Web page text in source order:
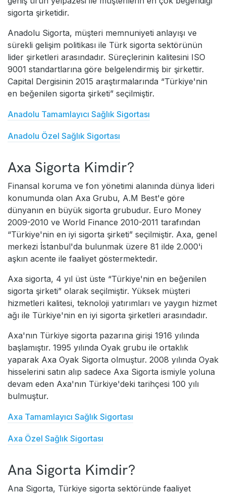
sigorta şirketidir.
Anadolu Sigorta, müşteri memnuniyeti anlayışı ve
sürekli gelişim politikası ile Türk sigorta sektörünün
lider şirketleri arasındadır. Süreçlerinin kalitesini ISO
9001 standartlarına göre belgelendirmiş bir şirkettir.
Capital Dergisinin 2015 araştırmalarında “Türkiye'nin
en beğenilen sigorta şirketi” seçilmiştir.
Anadolu Tamamlayıcı Sağlık Sigortası
Anadolu Özel Sağlık Sigortası
Axa Sigorta Kimdir?
Finansal koruma ve fon yönetimi alanında dünya lideri
konumunda olan Axa Grubu, A.M Best'e göre
dünyanın en büyük sigorta grubudur. Euro Money
2009-2010 ve World Finance 2010-2011 tarafından
“Türkiye'nin en iyi sigorta şirketi” seçilmiştir. Axa, genel
merkezi İstanbul'da bulunmak üzere 81 ilde 2.000'i
aşkın acente ile faaliyet göstermektedir.
Axa sigorta, 4 yıl üst üste “Türkiye'nin en beğenilen
sigorta şirketi” olarak seçilmiştir. Yüksek müşteri
hizmetleri kalitesi, teknoloji yatırımları ve yaygın hizmet
ağı ile Türkiye'nin en iyi sigorta şirketleri arasındadır.
Axa'nın Türkiye sigorta pazarına girişi 1916 yılında
başlamıştır. 1995 yılında Oyak grubu ile ortaklık
yaparak Axa Oyak Sigorta olmuştur. 2008 yılında Oyak
hisselerini satın alıp sadece Axa Sigorta ismiyle yoluna
devam eden Axa'nın Türkiye'deki tarihçesi 100 yılı
bulmuştur.
Axa Tamamlayıcı Sağlık Sigortası
Axa Özel Sağlık Sigortası
Ana Sigorta Kimdir?
Ana Sigorta, Türkiye sigorta sektöründe faaliyet